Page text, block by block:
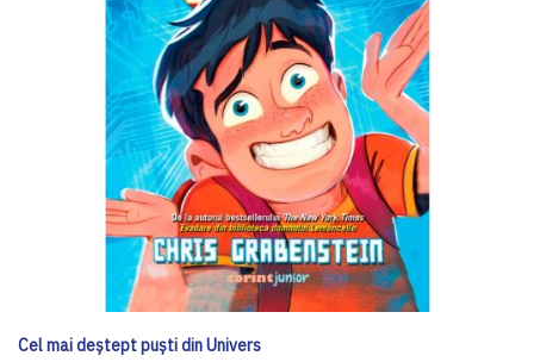
Cel mai deștept puști din Univers